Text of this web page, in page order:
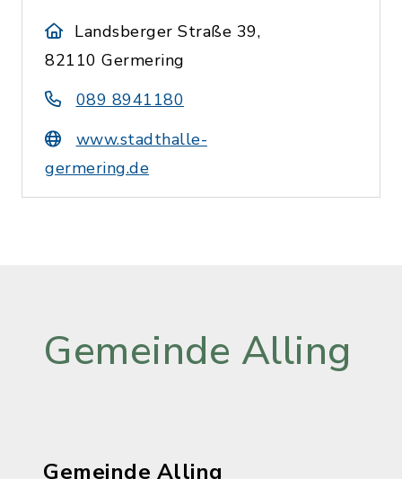
Landsberger Straße 39,
82110 Germering
089 8941180
www.stadthalle-
germering.de
Gemeinde Alling
Gemeinde Alling